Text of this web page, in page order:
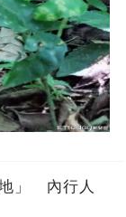
」 內行人